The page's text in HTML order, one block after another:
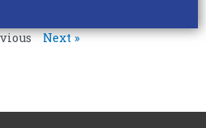
Next »